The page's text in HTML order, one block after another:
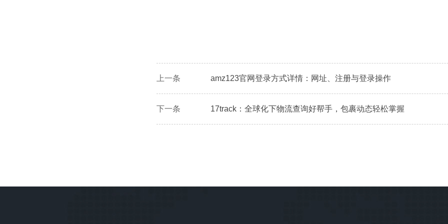
上一条 amz123官网登录方式详情：网址、注册与登录操作
下一条 17track：全球化下物流查询好帮手，包裹动态轻松掌握